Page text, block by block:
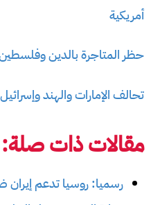
أمريكية
حظر المتاجرة بالدين وفلسطين
تحالف الإمارات والهند
مقالات ذات صلة:
رسميا: روسيا تدعم إيران